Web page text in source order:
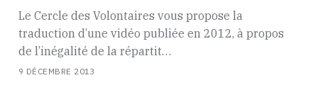
Le Cercle des Volontaires vous propose la
traduction d’une vidéo publiée en 2012, à propos
de l’inégalité de la répartit…
9 DÉCEMBRE 2013